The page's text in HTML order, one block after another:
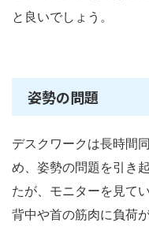
と良いでしょう。
姿勢の問題
デスクワークは長時間
め、姿勢の問題を引き
たが、モニターを見て
背中や首の筋肉に負荷